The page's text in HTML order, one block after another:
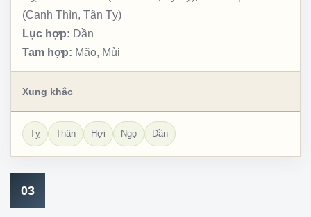
(Canh Thìn, Tân Tỵ)
Lục hợp: Dần
Tam hợp: Mão, Mùi
Xung khắc
Tỵ Thân Hợi Ngọ Dần
03